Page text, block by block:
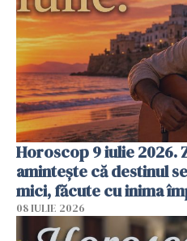
Horoscop 9 iulie 2026.
amintește că destinul
mici, făcute cu inima
08 IULIE 2026